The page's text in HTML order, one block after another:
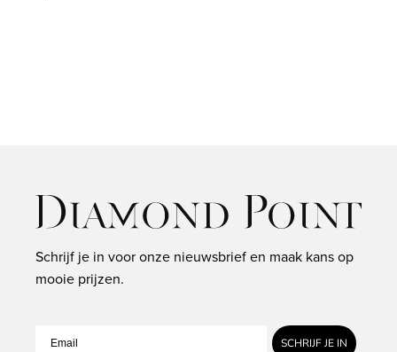
Schrijf je in voor onze nieuwsbrief en maak kans op
mooie prijzen.
SCHRIJF JE IN